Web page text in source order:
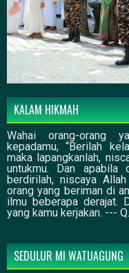
KALAM HIKMAH
Wahai orang-orang
kepadamu, “Berilah
maka lapangkanlah,
untukmu. Dan apabila
berdirilah, niscaya
orang yang beriman di
ilmu beberapa derajat.
yang kamu kerjakan. ---
SEDULUR MI WATUAGUNG